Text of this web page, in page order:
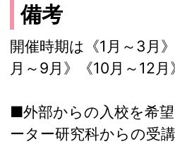
備考
開催時期は《1月～3月
月～9月》《10月～12月
■外部からの入校を希
ーター研究科からの受